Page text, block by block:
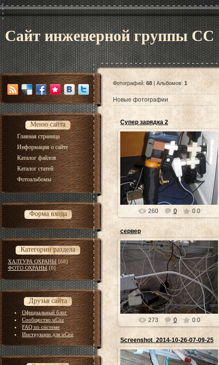
Сайт инженерной группы CC
Меню сайта
Главная страница
Информация о сайте
Каталог файлов
Каталог статей
Фотоальбомы
Форма входа
Категории раздела
ХАЛТУРА ОХРАНЫ [68]
ФОТО ОХРАНЫ [0]
Друзья сайта
Официальный блог
Сообщество uCoz
FAQ по системе
Инструкции для uCoz
Фотографий: 68 | Альбомов: 1
Новые фотографии
Супер зарядка 2
02.12.2020
ksandr
260 0 0.0
сервер
01.12.2020
ksandr
273 0 0.0
Screenshot_2014-10-26-07-09-25